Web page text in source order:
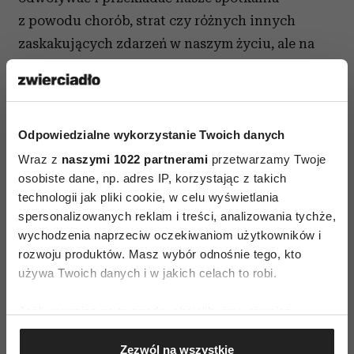
Odpowiedzialne wykorzystanie Twoich danych
Wraz z naszymi 1022 partnerami przetwarzamy Twoje
osobiste dane, np. adres IP, korzystając z takich
technologii jak pliki cookie, w celu wyświetlania
spersonalizowanych reklam i treści, analizowania tychże,
wychodzenia naprzeciw oczekiwaniom użytkowników i
rozwoju produktów. Masz wybór odnośnie tego, kto
używa Twoich danych i w jakich celach to robi.
Gromadzić dane dotyczące Twojej lokalizacji
Zezwól na wszystkie
z powodu chorób, strat czy różnych innych
zaskakujących zdarzeń w naszym życiu, ale na
będzie się z wami tym podzielić. Może przez to
i bliższy życiu? W końcu mimo naszych planów
i zamierzeń to ono ostatecznie wie, co jest dla nas
w danym momencie najlepsze. A przynajmniej
chcemy wierzyć, że tak właśnie jest.
Czytaj także